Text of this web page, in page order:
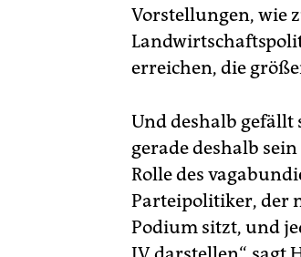
Vorstellungen, wie
erreichen, die
Und deshalb gefällt
gerade deshalb
Rolle des
Parteipolitiker, der
Podium sitzt, und